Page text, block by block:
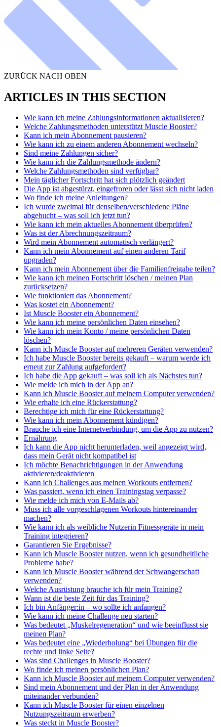
ZURÜCK NACH OBEN
ARTICLES IN THIS SECTION
Wie kann ich meine Zahlungsinformationen aktualisieren?
Welche Zahlungsmethoden unterstützt Muscle Booster?
Kann ich mein Abonnement pausieren?
Wie kann ich zu einem anderen Abonnement wechseln?
Sind meine Zahlungen sicher?
Wie kann ich die Zahlungsmethode ändern?
Welche Zahlungsmethoden sind verfügbar?
Mein täglicher Fortschritt hat sich plötzlich geändert
Die App ist abgestürzt, eingefroren oder lässt sich nicht laden
Wo finde ich meine Anleitungen?
Ich wurde zweimal für denselben/verschiedene Pläne
abgebucht – was soll ich jetzt tun?
Wie kann ich mein aktuelles Abonnement überprüfen?
Was ist der Abrechnungszeitraum?
Wird mein Abonnement automatisch verlängert?
Kann ich mein Abonnement auf einen anderen Tarif
upgraden?
Kann ich mein Abonnement über die Familienfreigabe teilen?
Wie kann ich meinen Fortschritt löschen / meinen Plan
zurücksetzen?
Wie funktioniert das Abonnement?
Was kostet ein Abonnement?
Ist Muscle Booster ein Abonnement?
Wie kann ich meine persönlichen Daten einsehen?
Wie kann ich mein Konto / meine persönlichen Daten
löschen?
Kann ich Muscle Booster auf mehreren Geräten verwenden?
Ich habe Muscle Booster bereits gekauft – warum werde ich
erneut zur Zahlung aufgefordert?
Ich habe die App gekauft – was soll ich als Nächstes tun?
Wie melde ich mich in der App an?
Kann ich Muscle Booster auf meinem Computer verwenden?
Wie erhalte ich eine Rückerstattung?
Berechtige ich mich für eine Rückerstattung?
Wie kann ich mein Abonnement kündigen?
Brauche ich eine Internetverbindung, um die App zu nutzen?
Ernährung
Ich kann die App nicht herunterladen, weil angezeigt wird,
dass mein Gerät nicht kompatibel ist
Ich möchte Benachrichtigungen in der Anwendung
aktivieren/deaktivieren
Kann ich Challenges aus meinen Workouts entfernen?
Was passiert, wenn ich einen Trainingstag verpasse?
Wie melde ich mich von E-Mails ab?
Muss ich alle vorgeschlagenen Workouts hintereinander
machen?
Wie kann ich als weibliche Nutzerin Fitnessgeräte in mein
Training integrieren?
Garantieren Sie Ergebnisse?
Kann ich Muscle Booster nutzen, wenn ich gesundheitliche
Probleme habe?
Kann ich Muscle Booster während der Schwangerschaft
verwenden?
Welche Ausrüstung brauche ich für mein Training?
Wann ist die beste Zeit für das Training?
Ich bin Anfänger:in – wo sollte ich anfangen?
Wie kann ich meine Challenge neu starten?
Was bedeutet „Muskelregeneration“ und wie beeinflusst sie
meinen Plan?
Was bedeutet eine „Wiederholung“ bei Übungen für die
rechte und linke Seite?
Was sind Challenges in Muscle Booster?
Wo finde ich meinen persönlichen Plan?
Kann ich Muscle Booster auf meinem Computer verwenden?
Sind mein Abonnement und der Plan in der Anwendung
miteinander verbunden?
Kann ich Muscle Booster für einen einzelnen
Nutzungszeitraum erwerben?
Was steckt in Muscle Booster?